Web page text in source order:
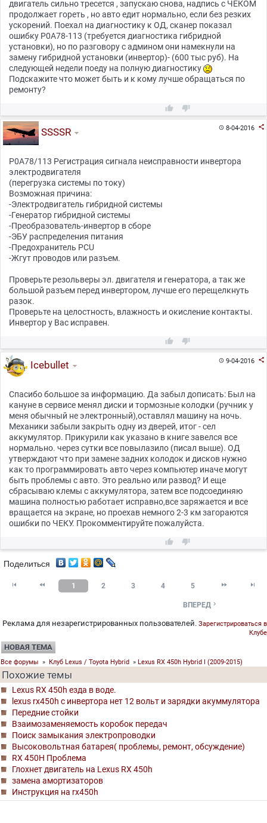
двигатель сильно тресется , запускаю снова, надпись с ЧЕКОМ
продолжает гореть , но авто едит нормально, если без резких
ускорений. Поехал на диагностику к ОД, сканер показал
ошибку Р0А78-113 (требуется диагностика гибридной
установки), но по разговору с админом они намекнули на
замену гибридной установки (инвертор)- (600 тыс руб). На
следующей недели поеду на полную диагностику
Подскажите что может быть и к кому лучше обращаться по
ремонту?
 
8-04-2016 
SSSSR
P0A78/113 Регистрация сигнала неисправности инвертора
электродвигателя
(перегрузка системы по току)
Возможная причина:
-Электродвигатель гибридной системы
-Генератор гибридной системы
-Преобразователь-инвертор в сборе
-ЭБУ распределения питания
-Предохранитель PCU
-Жгут проводов или разъем.
Проверьте резольверы эл. двигателя и генератора, а так же
большой разъем перед инвертором, лучше его перещелкнуть
разок.
Проверьте на целостность, влажность и окисление контакты.
Инвертор у Вас исправен.
 
9-04-2016 
Icebullet
Спасибо большое за информацию. Да забыл дописать: Был на
кануне в сервисе менял диски и тормозные колодки (ручник у
меня обычный не электронный),оставлял машину на ночь.
Механики забыли закрыть одну из дверей, итог - сел
аккумулятор. Прикурили как указано в книге завелся все
нормально. через сутки все повылазило (писал выше). ОД
утверждают что при замене задних колодок и дисков нужно
как то программировать авто через компьютер иначе могут
быть проблемы с авто. Это реально или развод? И еще
сбрасываю клемы с аккумулятора, затем все подсоединяю
машина полностью работает исправно,все заряжается и все
вращается на экране, но проехав немного 2-3 км загораются
ошибки по ЧЕКУ. Прокомментируйте пожалуйста.
 
Поделиться
  1 2 3 4 5  
ВПЕРЕД 
Реклама для незарегистрированных пользователей. Зарегистрироваться в
Клубе
НОВАЯ ТЕМА
Все форумы » Клуб Lexus / Toyota Hybrid » Lexus RX 450h Hybrid I (2009-2015)
Похожие темы
Lexus RX 450h езда в воде.
lexus rx450h с инвертора нет 12 вольт и зарядки акуммулятора
Передние стойки
Взаимозаменяемость коробок передач
Поиск замыкания электропроводки
Высоковольтная батарея( проблемы, ремонт, обсуждение)
RX 450H Проблема
Глохнет двигатель на Lexus RX 450h
замена амортизаторов
Инструкция на rx450h